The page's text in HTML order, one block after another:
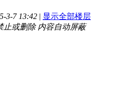
3-7 13:42 | 显示全部楼层
止或删除 内容自动屏蔽